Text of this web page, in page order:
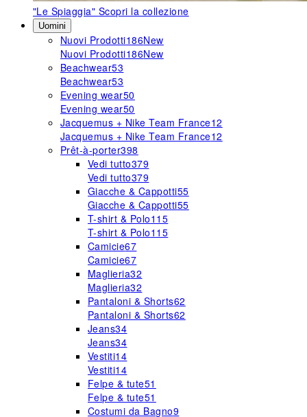
"Le Spiaggia" Scopri la collezione
Uomini
Nuovi Prodotti186New
Nuovi Prodotti186New
Beachwear53
Beachwear53
Evening wear50
Evening wear50
Jacquemus + Nike Team France12
Jacquemus + Nike Team France12
Prêt-à-porter398
Vedi tutto379
Vedi tutto379
Giacche & Cappotti55
Giacche & Cappotti55
T-shirt & Polo115
T-shirt & Polo115
Camicie67
Camicie67
Maglieria32
Maglieria32
Pantaloni & Shorts62
Pantaloni & Shorts62
Jeans34
Jeans34
Vestiti14
Vestiti14
Felpe & tute51
Felpe & tute51
Costumi da Bagno9